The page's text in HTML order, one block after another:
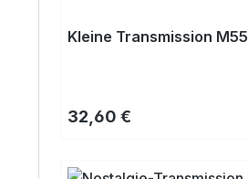
Kleine Transmission M55
Regulärer Preis:
32,60 €